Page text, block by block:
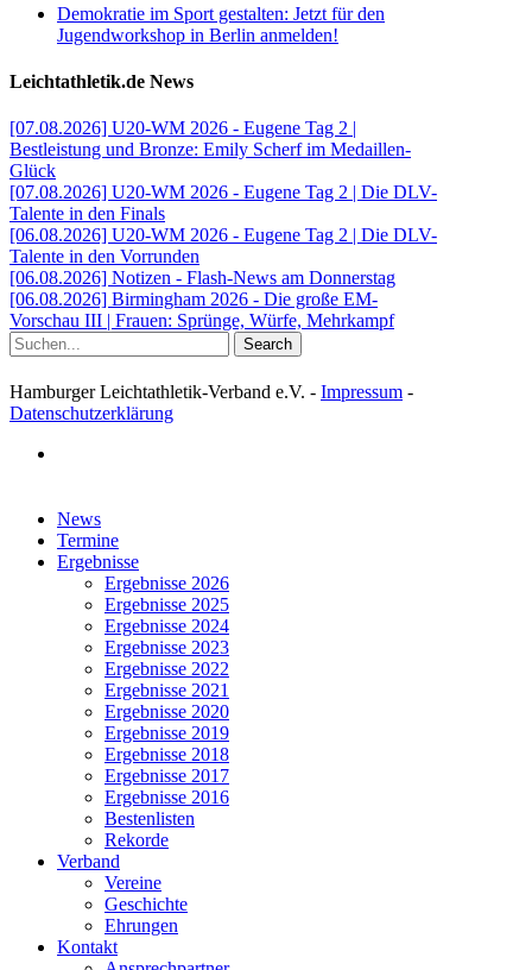
Demokratie im Sport gestalten: Jetzt für den
Jugendworkshop in Berlin anmelden!
Leichtathletik.de News
[07.08.2026] U20-WM 2026 - Eugene Tag 2 |
Bestleistung und Bronze: Emily Scherf im Medaillen-
Glück
[07.08.2026] U20-WM 2026 - Eugene Tag 2 | Die DLV-
Talente in den Finals
[06.08.2026] U20-WM 2026 - Eugene Tag 2 | Die DLV-
Talente in den Vorrunden
[06.08.2026] Notizen - Flash-News am Donnerstag
[06.08.2026] Birmingham 2026 - Die große EM-
Vorschau III | Frauen: Sprünge, Würfe, Mehrkampf
Search
Hamburger Leichtathletik-Verband e.V. - Impressum -
Datenschutzerklärung
Close
Menu
News
Termine
Ergebnisse
Ergebnisse 2026
Ergebnisse 2025
Ergebnisse 2024
Ergebnisse 2023
Ergebnisse 2022
Ergebnisse 2021
Ergebnisse 2020
Ergebnisse 2019
Ergebnisse 2018
Ergebnisse 2017
Ergebnisse 2016
Bestenlisten
Rekorde
Verband
Vereine
Geschichte
Ehrungen
Kontakt